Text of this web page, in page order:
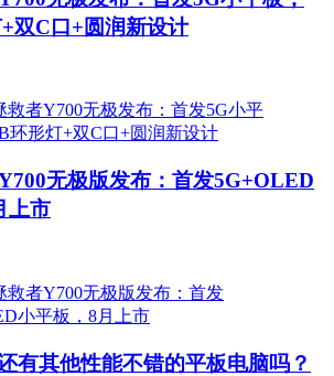
双C口+圆润新设计
无极版发布：首发5G+OLED
上市
有其他性能不错的平板电脑吗？